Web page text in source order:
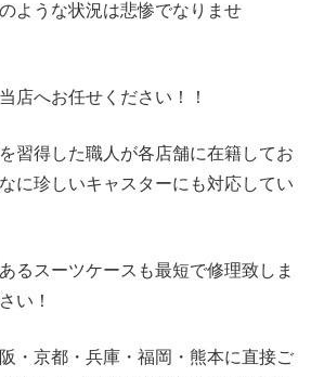
ような状況は悲惨でなりませ
店へお任せください！！
習得した職人が各店舗に在籍してお
に珍しいキャスターにも対応してい
るスーツケースも最短で修理致しま
い！
・京都・兵庫・ 福岡・熊本に直接ご